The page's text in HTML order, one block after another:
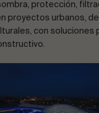
protección,
proyectos urbanos,
con soluciones